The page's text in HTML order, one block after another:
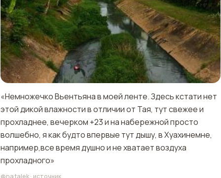
«Немножечко Вьентьяна в моей ленте. Здесь кстати нет
этой дикой влажности в отличии от Тая, тут свежее и
прохладнее, вечерком +23 и на набережной просто
волшебно, я как будто впервые тут дышу, в Хуахинемне,
например,все время душно и не хватает воздуха
прохладного»
@natalek· источник